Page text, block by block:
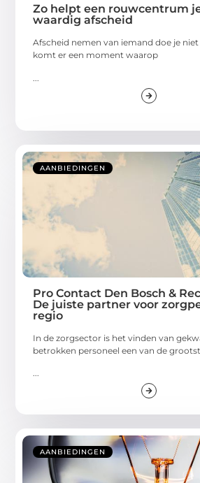
Zo helpt een rouwcentrum
waardig afscheid
Afscheid nemen van iemand doe je niet
komt er een moment waarop
AANBIEDINGEN
Pro Contact Den Bosch &
De juiste partner voor
regio
In de zorgsector is het vinden van
betrokken personeel een van de
...
AANBIEDINGEN